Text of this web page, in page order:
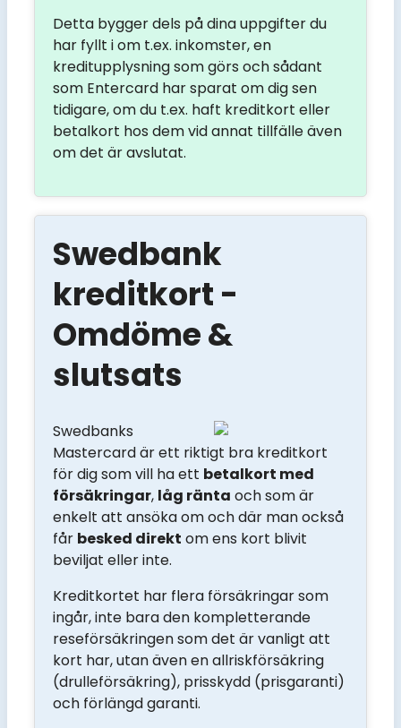
Detta bygger dels på dina uppgifter du
har fyllt i om t.ex. inkomster, en
kreditupplysning som görs och sådant
som Entercard har sparat om dig sen
tidigare, om du t.ex. haft kreditkort eller
betalkort hos dem vid annat tillfälle även
om det är avslutat.
Swedbank
kreditkort -
Omdöme &
slutsats
Swedbanks
Mastercard är ett riktigt bra kreditkort
för dig som vill ha ett betalkort med
försäkringar, låg ränta och som är
enkelt att ansöka om och där man också
får besked direkt om ens kort blivit
beviljat eller inte.
Kreditkortet har flera försäkringar som
ingår, inte bara den kompletterande
reseförsäkringen som det är vanligt att
kort har, utan även en allriskförsäkring
(drulleförsäkring), prisskydd (prisgaranti)
och förlängd garanti.